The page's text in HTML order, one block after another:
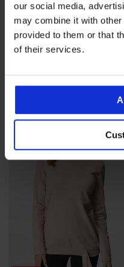
our social media,
may combine it with
provided to them or that
of their services.
-40%